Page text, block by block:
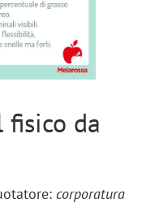
da
corporatura